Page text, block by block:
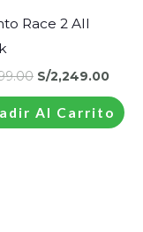
Race 2 All
S/2,249.00
Al Carrito